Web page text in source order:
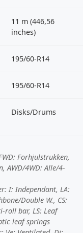
11 m (446,56
inches)
195/60-R14
195/60-R14
Disks/Drums
: Forhjulstrukken,
AWD/4WD: Alle/4-
I: Independant, LA:
Double W., CS:
roll bar, LS: Leaf
leaf springs